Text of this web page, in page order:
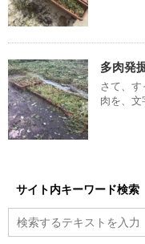
多肉発
さて、
肉を、文
サイト内キーワード検索